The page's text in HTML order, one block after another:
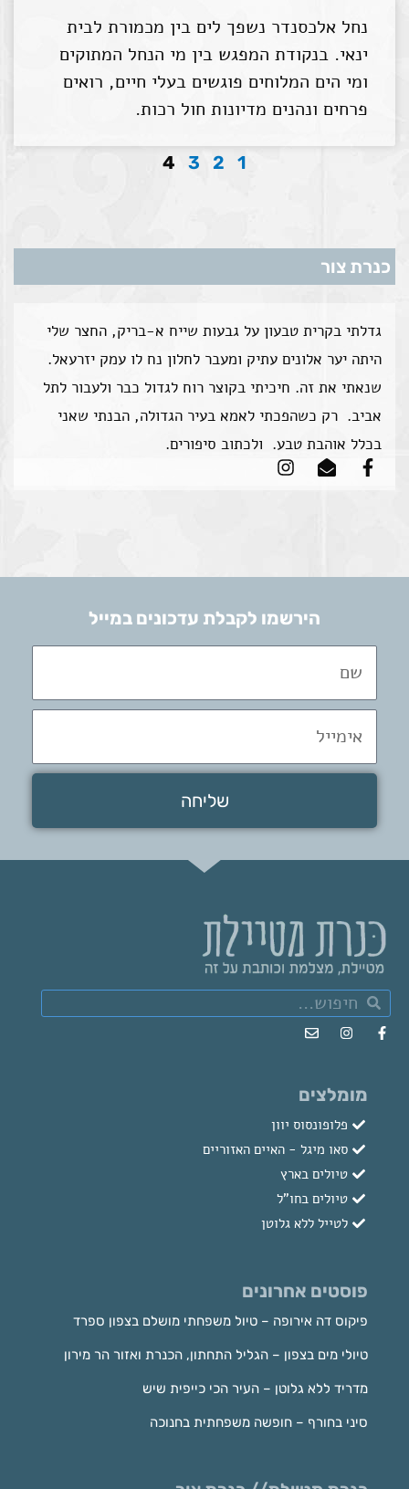
נחל אלכסנדר נשפך לים בין מכמורת לבית
ינאי. בנקודת המפגש בין מי הנחל המתוקים
ומי הים המלוחים פוגשים בעלי חיים, רואים
פרחים ונהנים מדיונות חול רכות.
1
2
3
4
כנרת צור
גדלתי בקרית טבעון על גבעות שייח א-בריק, החצר שלי
היתה יער אלונים עתיק ומעבר לחלון נח לו עמק יזרעאל.
שנאתי את זה. חיכיתי בקוצר רוח לגדול כבר ולעבור לתל
אביב. רק כשהפכתי לאמא בעיר הגדולה, הבנתי שאני
בכלל אוהבת טבע. ולכתוב סיפורים.
הירשמו לקבלת עדכונים במייל
שליחה
חיפוש
חיפוש
מומלצים
פלופונסוס יוון
סאו מיגל - האיים האזוריים
טיולים בארץ
טיולים בחו"ל
לטייל ללא גלוטן
פוסטים אחרונים
פיקוס דה אירופה – טיול משפחתי מושלם בצפון ספרד
טיולי מים בצפון – הגליל התחתון, הכנרת ואזור הר מירון
מדריד ללא גלוטן – העיר הכי כייפית שיש
סיני בחורף – חופשה משפחתית בחנוכה